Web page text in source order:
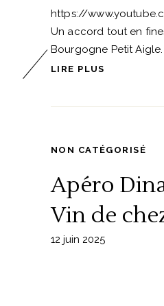
https://
Un accord tout en
Bourgogne Petit
LIRE PLUS
NON CATÉGORISÉ
Apéro
Vin de
12 juin 2025